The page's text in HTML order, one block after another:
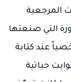
المرجعية
التي صنعتها
عند كتابة
حياتية